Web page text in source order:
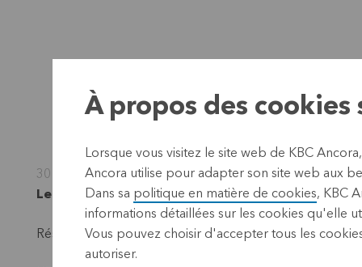
30 octobre 2018
Leuven, 30 octobre 2018 (17.40 CET)
Résumé de la notification
À propos des cookies
Lorsque vous visitez le site web de KBC
Ancora utilise pour adapter son site web aux
Dans sa politique en matière de cookies, KBC
informations détaillées sur les cookies qu'elle
Vous pouvez choisir d'accepter tous les
autoriser.